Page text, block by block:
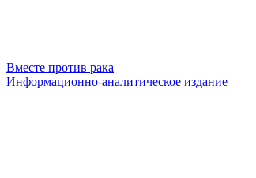
Вместе против рака
Информационно-аналитическое издание